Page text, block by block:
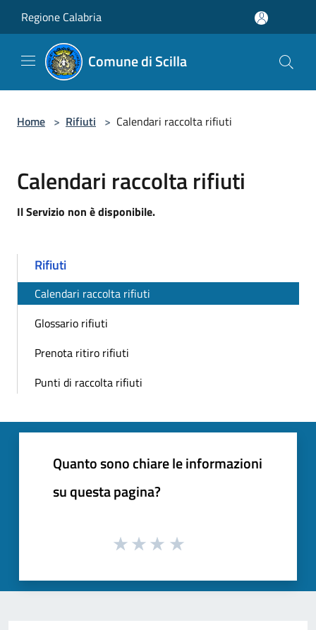
Regione Calabria
Comune di Scilla
Home > Rifiuti > Calendari raccolta rifiuti
Calendari raccolta rifiuti
Il Servizio non è disponibile.
Rifiuti
Calendari raccolta rifiuti
Glossario rifiuti
Prenota ritiro rifiuti
Punti di raccolta rifiuti
Quanto sono chiare le informazioni
su questa pagina?